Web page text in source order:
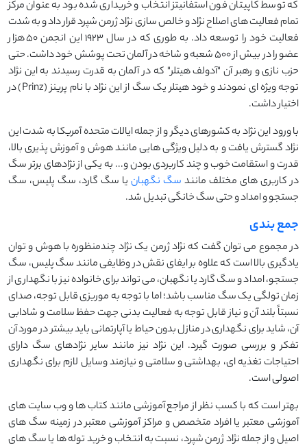
که توسط کاپیتان فون استفانیتز انتخاب و خریداری شده بود به عنوان مرکز
تمام فعالیت های اصلاح نژاد و خالص سازی نژاد ژرمن شپرد قرار داد و به شدت
فعالیت خود را توسعه داد. به طوری که در سال 1923 این انجمن 50 هزار
عضو را در بیش از 500 شعبه و شاخه در آلمان تحت پوشش خود داشت. حتی
حزب نازی و رهبر آن "آدولف هیتلر" که در آلمان به قدرت رسیدند به این نژاد
توجه ویژه ای نمودند و خود هیتلر یک سگ از این نژاد با نام پرینز (Prinz) در
اختیار داشت.
با ورود این نژاد به کشورهای دیگر و از جمله ایالات متحده آمریکا به شدت این
نژاد گسترش یافت و به دلیل ویژگی هایی مانند هوش و آموزش پذیری بالا،
قدرت و استقامت خوب و چند کاربردی بودن و... به یکی از نژادهای برتر سگ
در کاربری های مختلف مانند سگ نگهبان یا سگ گارد، سگ پلیس، سگ
جستجو و امداد و حتی سگ خانگی تبدیل شد.
جمع بندی
در مجموع می توان گفت که نژاد ژرمن یک نژاد چندمنظوره با هوش و توان
یادگیری بالا است که علاوه بر ایفای نقش در وظایفی مانند سگ پلیس، سگ
جستجو، امداد و سگ گارد یا نگهبان، می تواند برای خانواده نیز با نگهداری از
زمان تولگی یک سگ مناسب باشد؛ اما با توجه به موریزی قابل توجه، صدای
نسبتاً بلند آن و نیاز قابل توجه به فعالیت بدنی جهت حفظ سلامت و شادابی
آن، شاید برای نگهداری در منازل بدون حیاط یا آپارتمانی باید بیشتر در مورد آن
تفکر و بررسی صورت گیرد. این نژاد نیز مانند سایر نژادهای سگ دارای
احتیاجات تغذیه ای، بهداشتی و سلامتی و نیازمند وسایل لازم برای نگهداری
اصولی است.
بهتر است که با کسب نظر از مراجع آموزشی مانند کتاب ها و وب سایت های
آموزشی معتبر یا افراد متخصص و مراکز آموزشی معتبر در زمینه سگ های
اصیل و از جمله نژاد ژرمن شپرد، نسبت به انتخاب و خرید توله ها یا سگ های